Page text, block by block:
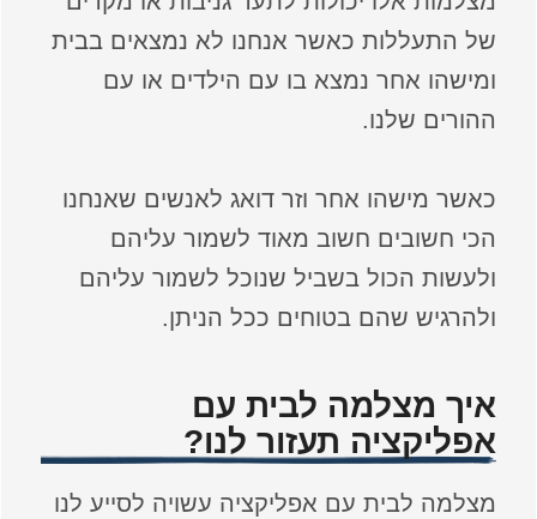
של התעללות כאשר אנחנו לא נמצאים בבית
ומישהו אחר נמצא בו עם הילדים או עם
ההורים שלנו.
כאשר מישהו אחר וזר דואג לאנשים שאנחנו
הכי חשובים חשוב מאוד לשמור עליהם
ולעשות הכול בשביל שנוכל לשמור עליהם
ולהרגיש שהם בטוחים ככל הניתן.
איך מצלמה לבית עם
אפליקציה תעזור לנו?
מצלמה לבית עם אפליקציה עשויה לסייע לנו